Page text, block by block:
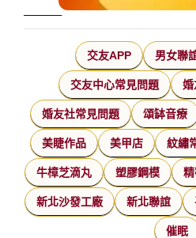
交友APP 男女聯
交友中心常見問題 婚
婚友社常見問題 頌缽音療
美睫作品 美甲店 紋繡
牛樟芝滴丸 塑膠鋼模
新北沙發工廠 新北聯誼
催眠